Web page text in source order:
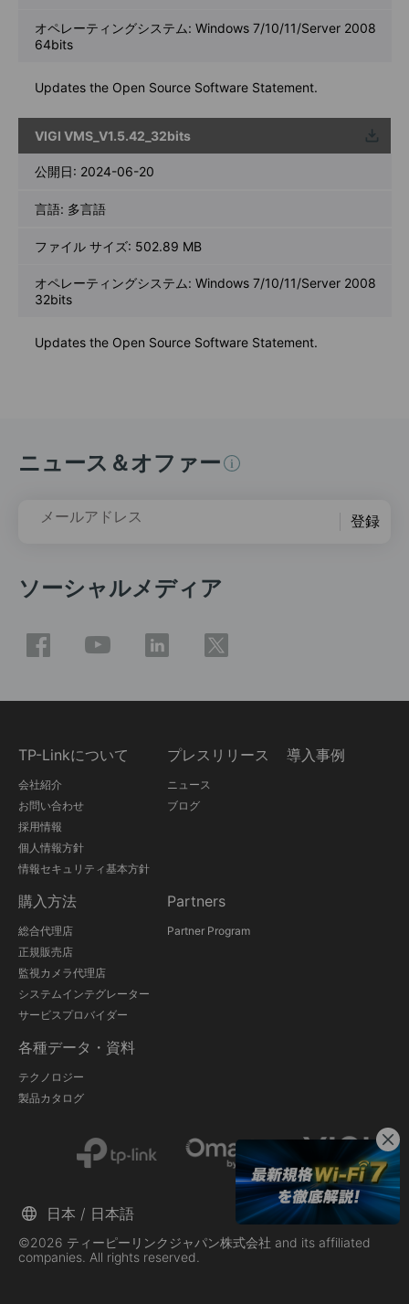
オペレーティングシステム: Windows 7/10/11/Server 2008
64bits
Updates the Open Source Software Statement.
VIGI VMS_V1.5.42_32bits
ウンロ
ード
公開日: 2024-06-20
言語: 多言語
ファイル サイズ: 502.89 MB
オペレーティングシステム: Windows 7/10/11/Server 2008
32bits
Updates the Open Source Software Statement.
ニュース＆オファー
メールアドレス 登録
ソーシャルメディア
TP-Linkについて
会社紹介
お問い合わせ
採用情報
個人情報方針
情報セキュリティ基本方針
プレスリリース
ニュース
ブログ
導入事例
購入方法
総合代理店
正規販売店
監視カメラ代理店
システムインテグレーター
サービスプロバイダー
Partners
Partner Program
各種データ・資料
テクノロジー
製品カタログ
©2026 ティーピーリンクジャパン株式会社 and its affiliated
companies. All rights reserved.
日本 / 日本語